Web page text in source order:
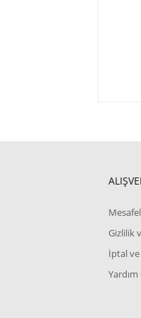
Gizlilik
İptal ve